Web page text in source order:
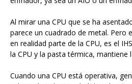
Al mirar una CPU que se ha
parece un cuadrado de metal. Pero
en realidad parte de la CPU, es el
la CPU y la pasta térmica, mantiene
Cuando una CPU está operativa,